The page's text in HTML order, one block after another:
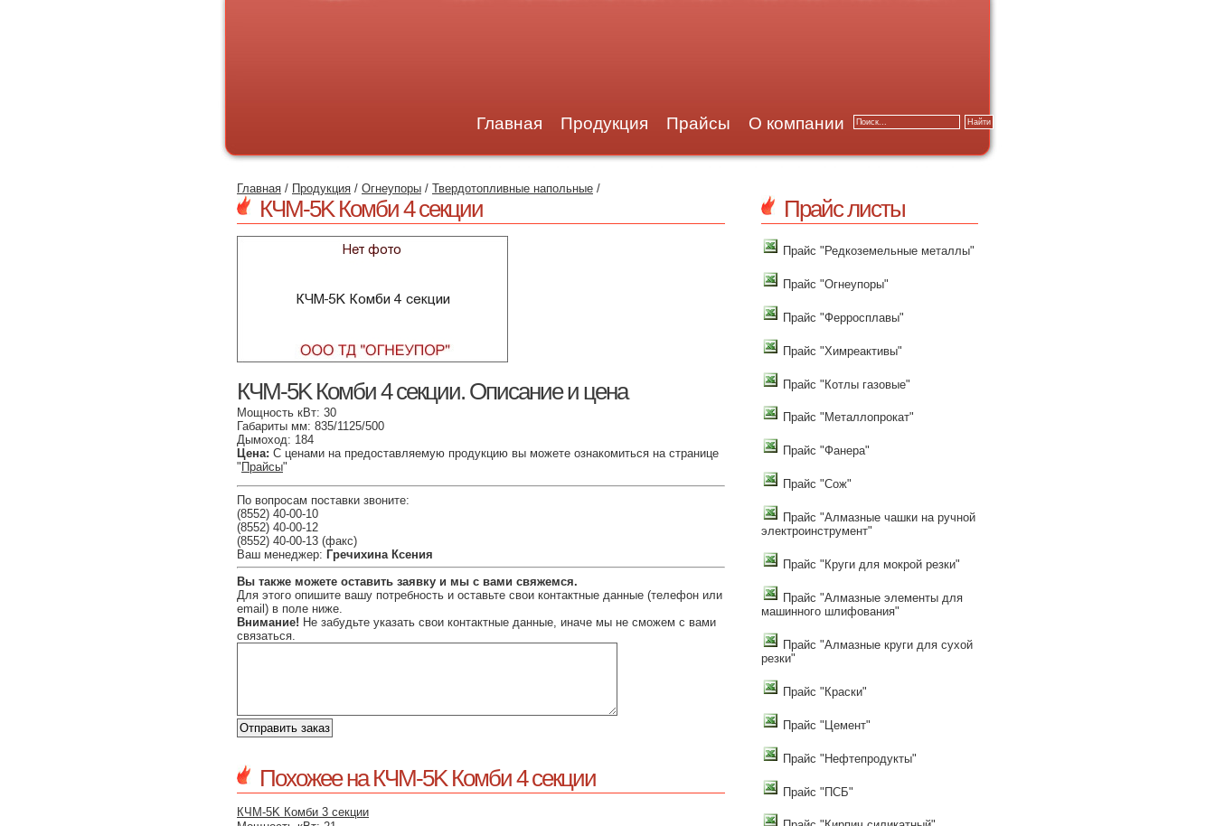
Главная Продукция Прайсы О компании
Главная / Продукция / Огнеупоры / Твердотопливные напольные /
КЧМ-5K Комби 4 секции
КЧМ-5K Комби 4 секции. Описание и цена
Мощность кВт: 30
Габариты мм: 835/1125/500
Дымоход: 184
Цена: С ценами на предоставляемую продукцию вы можете ознакомиться на странице
" Прайсы"
По вопросам поставки звоните:
(8552) 40-00-10
(8552) 40-00-12
(8552) 40-00-13 (факс)
Ваш менеджер: Гречихина Ксения
Вы также можете оставить заявку и мы с вами свяжемся.
Для этого опишите вашу потребность и оставьте свои контактные данные (телефон или
email) в поле ниже.
Внимание! Не забудьте указать свои контактные данные, иначе мы не сможем с вами
связаться.
Похожее на КЧМ-5K Комби 4 секции
КЧМ-5K Комби 3 секции
Прайс листы
Прайс "Редкоземельные металлы"
Прайс "Огнеупоры"
Прайс "Ферросплавы"
Прайс "Химреактивы"
Прайс "Котлы газовые"
Прайс "Металлопрокат"
Прайс "Фанера"
Прайс "Сож"
Прайс "Алмазные чашки на ручной
электроинструмент"
Прайс "Круги для мокрой резки"
Прайс "Алмазные элементы для
машинного шлифования"
Прайс "Алмазные круги для сухой
резки"
Прайс "Краски"
Прайс "Цемент"
Прайс "Нефтепродукты"
Прайс "ПСБ"